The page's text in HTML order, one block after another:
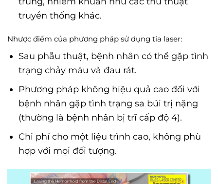
truyền thống khác.
Nhược điểm của phương pháp sử dụng tia laser:
Sau phẫu thuật, bệnh nhân có thể gặp tình
trạng chảy máu và đau rát.
Phương pháp không hiệu quả cao đối với
bệnh nhân gặp tình trạng sa búi trị nặng
(thường là bệnh nhân bị trĩ cấp độ 4).
Chi phí cho một liệu trình cao, không phù
hợp với mọi đối tượng.